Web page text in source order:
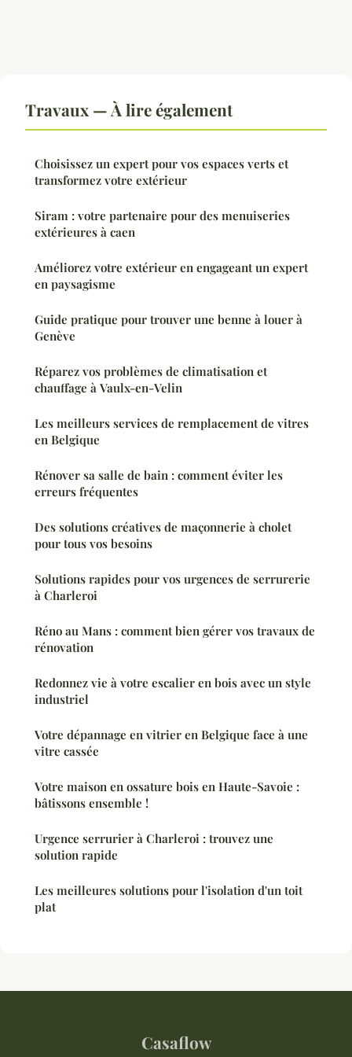
Travaux — À lire également
Choisissez un expert pour vos espaces verts et
transformez votre extérieur
Siram : votre partenaire pour des menuiseries
extérieures à caen
Améliorez votre extérieur en engageant un expert
en paysagisme
Guide pratique pour trouver une benne à louer à
Genève
Réparez vos problèmes de climatisation et
chauffage à Vaulx-en-Velin
Les meilleurs services de remplacement de vitres
en Belgique
Rénover sa salle de bain : comment éviter les
erreurs fréquentes
Des solutions créatives de maçonnerie à cholet
pour tous vos besoins
Solutions rapides pour vos urgences de serrurerie
à Charleroi
Réno au Mans : comment bien gérer vos travaux de
rénovation
Redonnez vie à votre escalier en bois avec un style
industriel
Votre dépannage en vitrier en Belgique face à une
vitre cassée
Votre maison en ossature bois en Haute-Savoie :
bâtissons ensemble !
Urgence serrurier à Charleroi : trouvez une
solution rapide
Les meilleures solutions pour l'isolation d'un toit
plat
Casaflow